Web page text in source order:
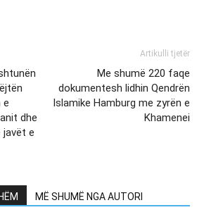
e
dhe
javët e
Artikulli tjetër
Me shumë 220 faqe
dokumentesh lidhin Qendrën
Islamike Hamburg me zyrën e
Khamenei
MË SHUMË NGA AUTORI